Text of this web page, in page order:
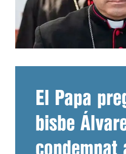
El Papa
bisbe
condemnat